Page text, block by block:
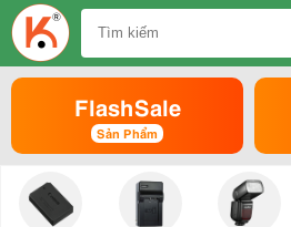
FlashSale
Sản Phẩm